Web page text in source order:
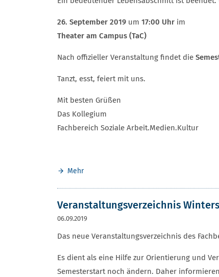
26. September 2019 um 17:00 Uhr im
Theater am Campus (TaC)
Nach offizieller Veranstaltung findet die
Tanzt, esst, feiert mit uns.
Mit besten Grüßen
Das Kollegium
Fachbereich Soziale Arbeit.Medien.Kultur
Mehr
Veranstaltungsverzeichnis
06.09.2019
Das neue Veranstaltungsverzeichnis des
Es dient als eine Hilfe zur Orientierung und
Semesterstart noch ändern. Daher